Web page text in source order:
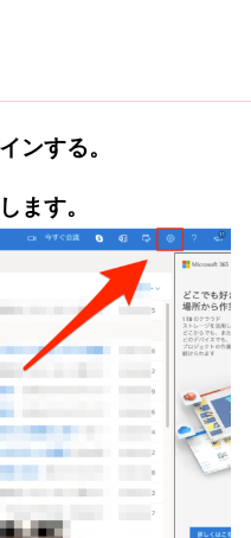
ンする。
ます。